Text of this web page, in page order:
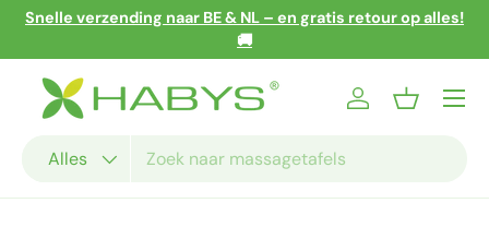
Snelle verzending naar BE & NL – en gratis retour op alles!
🚚
Alles
InloggenMandje
Menu